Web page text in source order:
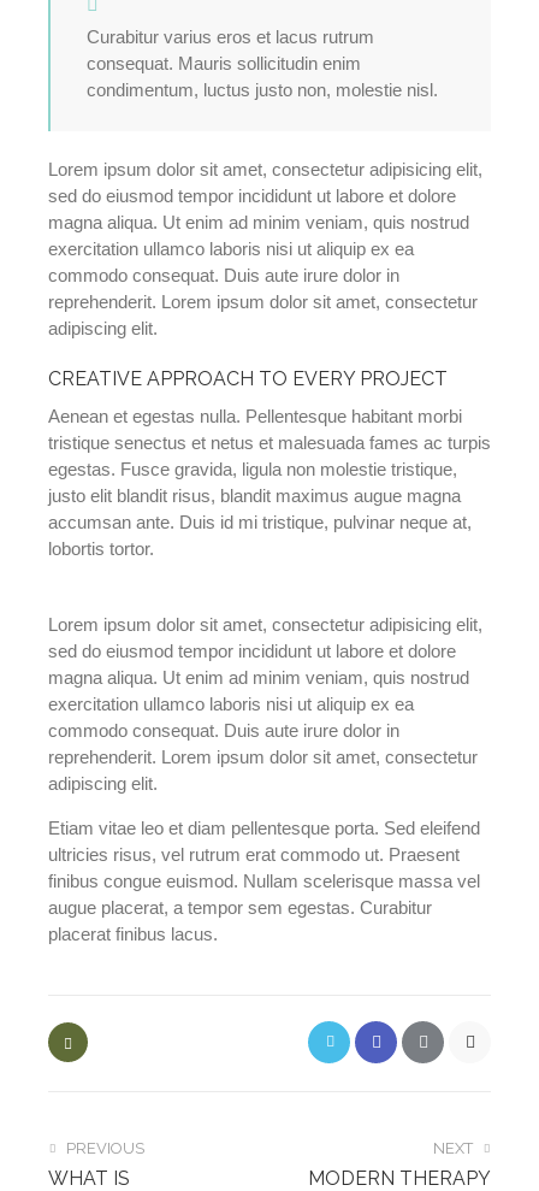
Curabitur varius eros et lacus rutrum
consequat. Mauris sollicitudin enim
condimentum, luctus justo non, molestie nisl.
Lorem ipsum dolor sit amet, consectetur adipisicing elit,
sed do eiusmod tempor incididunt ut labore et dolore
magna aliqua. Ut enim ad minim veniam, quis nostrud
exercitation ullamco laboris nisi ut aliquip ex ea
commodo consequat. Duis aute irure dolor in
reprehenderit. Lorem ipsum dolor sit amet, consectetur
adipiscing elit.
CREATIVE APPROACH TO EVERY PROJECT
Aenean et egestas nulla. Pellentesque habitant morbi
tristique senectus et netus et malesuada fames ac turpis
egestas. Fusce gravida, ligula non molestie tristique,
justo elit blandit risus, blandit maximus augue magna
accumsan ante. Duis id mi tristique, pulvinar neque at,
lobortis tortor.
Lorem ipsum dolor sit amet, consectetur adipisicing elit,
sed do eiusmod tempor incididunt ut labore et dolore
magna aliqua. Ut enim ad minim veniam, quis nostrud
exercitation ullamco laboris nisi ut aliquip ex ea
commodo consequat. Duis aute irure dolor in
reprehenderit. Lorem ipsum dolor sit amet, consectetur
adipiscing elit.
Etiam vitae leo et diam pellentesque porta. Sed eleifend
ultricies risus, vel rutrum erat commodo ut. Praesent
finibus congue euismod. Nullam scelerisque massa vel
augue placerat, a tempor sem egestas. Curabitur
placerat finibus lacus.
PREVIOUS
WHAT IS
NEXT
MODERN THERAPY